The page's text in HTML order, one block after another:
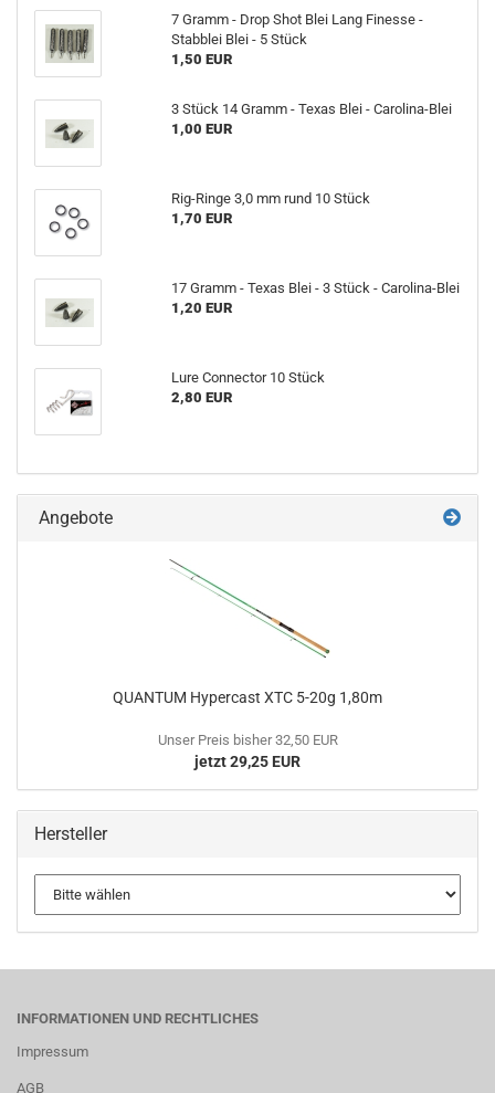
7 Gramm - Drop Shot Blei Lang Finesse -
Stabblei Blei - 5 Stück
1,50 EUR
3 Stück 14 Gramm - Texas Blei - Carolina-Blei
1,00 EUR
Rig-Ringe 3,0 mm rund 10 Stück
1,70 EUR
17 Gramm - Texas Blei - 3 Stück - Carolina-Blei
1,20 EUR
Lure Connector 10 Stück
2,80 EUR
Angebote
QUANTUM Hypercast XTC 5-20g 1,80m
Unser Preis bisher 32,50 EUR
jetzt 29,25 EUR
Hersteller
INFORMATIONEN UND RECHTLICHES
Impressum
AGB